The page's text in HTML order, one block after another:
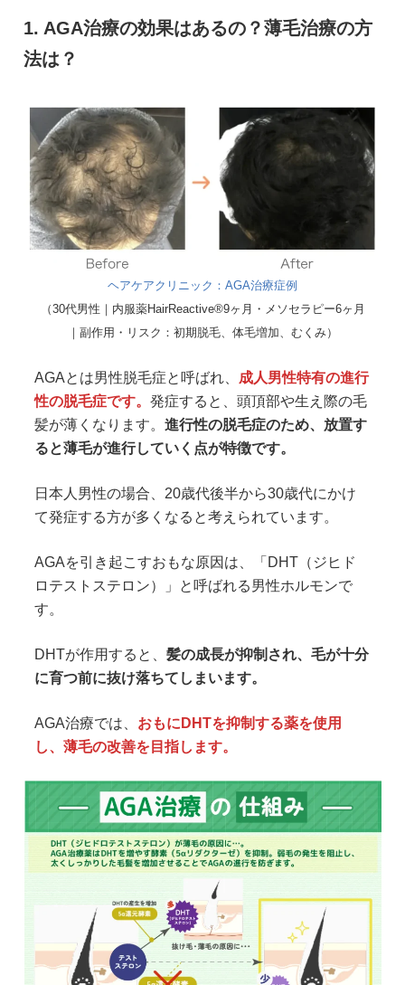
AGA治療の効果はあるの？薄毛治療の方
法は？
ヘアケアクリニック：AGA治療症例
（30代男性｜内服薬HairReactive®9ヶ月・メソセラピー6ヶ月
｜副作用・リスク：初期脱毛、体毛増加、むくみ）
AGAとは男性脱毛症と呼ばれ、 成人男性特有の進行
性の脱毛症です。発症すると、頭頂部や生え際の毛
髪が薄くなります。進行性の脱毛症のため、放置す
ると薄毛が進行していく点が特徴です。
日本人男性の場合、20歳代後半から30歳代にかけ
て発症する方が多くなると考えられています。
AGAを引き起こすおもな原因は、「DHT（ジヒド
ロテストステロン）」と呼ばれる男性ホルモンで
す。
DHTが作用すると、髪の成長が抑制され、毛が十分
に育つ前に抜け落ちてしまいます。
AGA治療では、 おもにDHTを抑制する薬を使用
し、薄毛の改善を目指します。